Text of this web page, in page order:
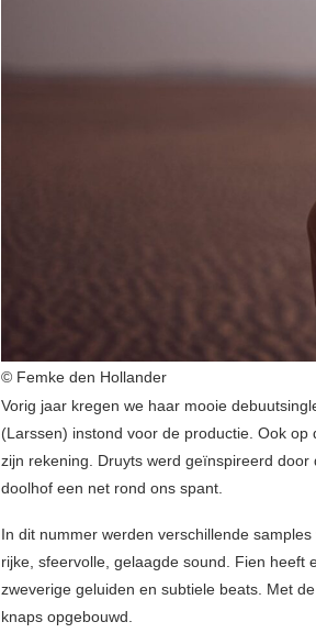
© Femke den Hollander
Vorig jaar kregen we haar mooie
(Larssen) instond voor de productie. Ook
zijn rekening. Druyts werd geïnspireerd
doolhof een net rond ons spant.
In dit nummer werden verschillende
rijke, sfeervolle, gelaagde sound. Fien heeft
zweverige geluiden en subtiele beats. Met
knaps opgebouwd.